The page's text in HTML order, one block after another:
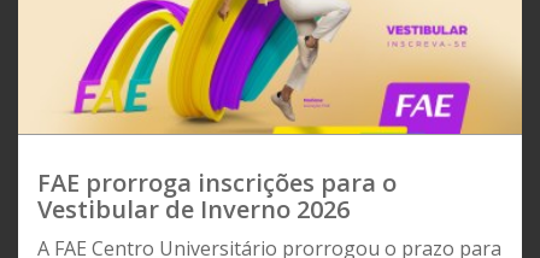
FAE prorroga inscrições para o
Vestibular de Inverno 2026
A FAE Centro Universitário prorrogou o prazo para